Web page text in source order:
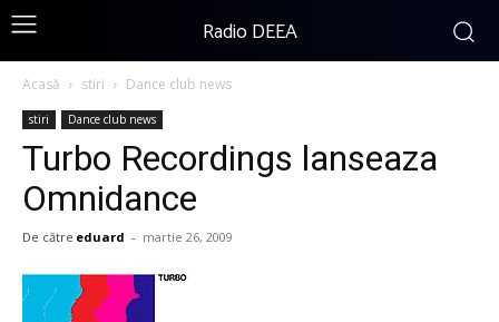
Radio DEEA
Acasă stiri Dance club news
stiri Dance club news
Turbo Recordings lanseaza
Omnidance
De către eduard - martie 26, 2009